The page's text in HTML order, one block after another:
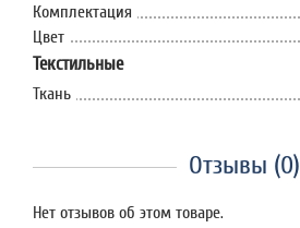
Комплектация
Цвет
Текстильные
Ткань
Отзывы (0)
Нет отзывов об этом товаре.